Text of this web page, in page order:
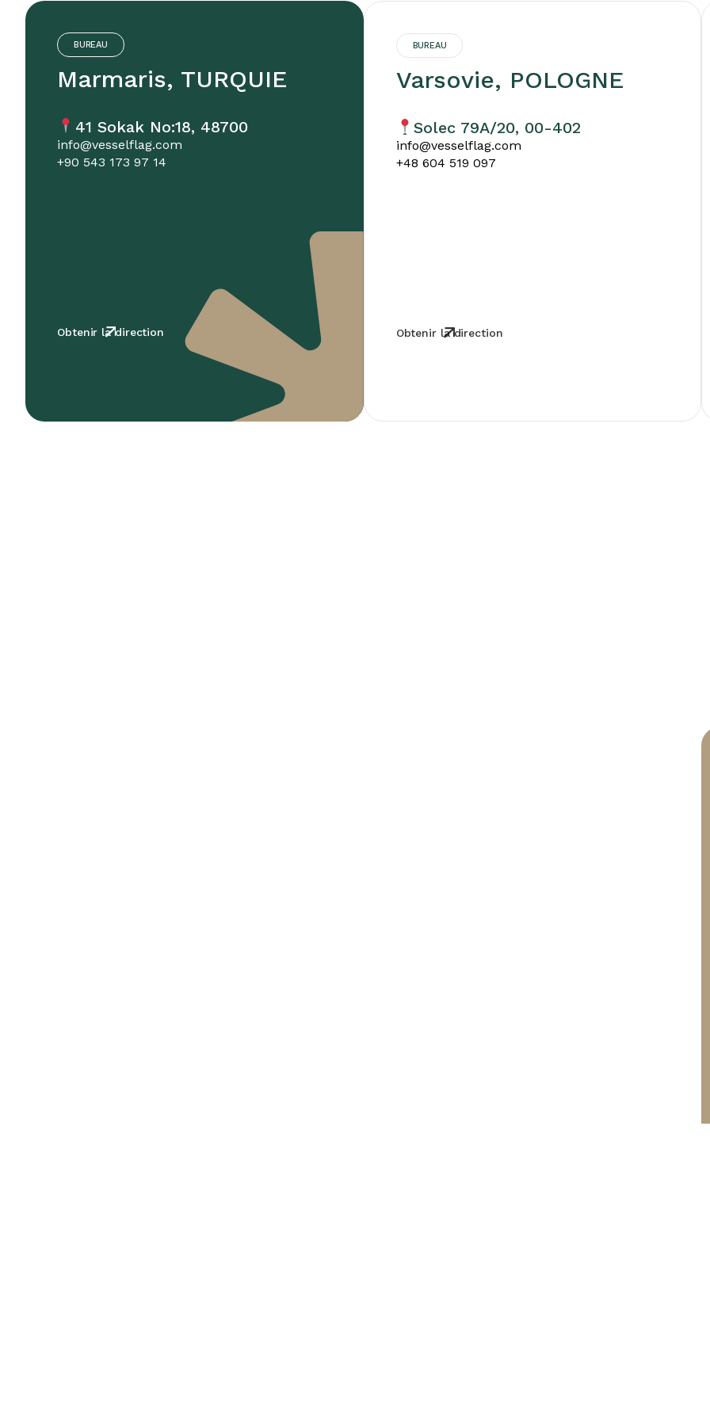
BUREAU
Marmaris, TURQUIE
41 Sokak No:18, 48700
info@vesselflag.com
+90 543 173 97 14
Obtenir la direction
BUREAU
Varsovie, POLOGNE
Solec 79A/20, 00-402
info@vesselflag.com
+48 604 519 097
Obtenir la direction